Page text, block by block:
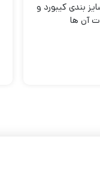
بندی کیبورد و
آن ها